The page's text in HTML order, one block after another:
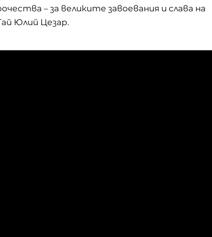
– за великите завоевания и слава на
Юлий Цезар.